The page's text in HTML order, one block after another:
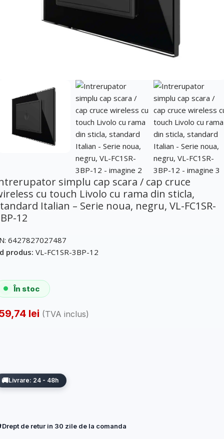
simplu cap scara / cap cruce
cu touch Livolo cu rama din sticla,
Italian – Serie noua, negru, VL-FC1SR-
12
6427827027487
produs: VL-FC1SR-3BP-12
În stoc
lei (TVA inclus)
Livrare: 24 - 48h
Drept de retur in 30 zile de la comanda